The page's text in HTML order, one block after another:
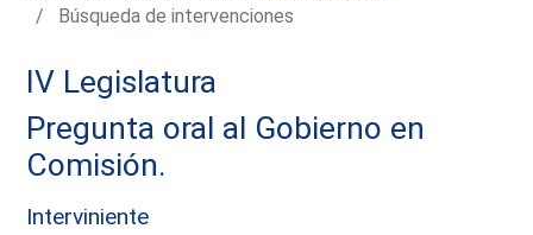
Búsqueda de intervenciones
IV Legislatura
Pregunta oral al Gobierno en
Comisión.
Interviniente